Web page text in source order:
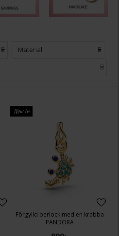
Material
New in
Förgylld berlock med en krabba
PANDORA